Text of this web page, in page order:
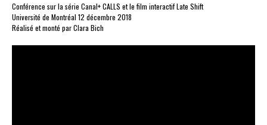
Conférence sur la série Canal+ CALLS et le film interactif Late Shift
Université de Montréal 12 décembre 2018
Réalisé et monté par Clara Bich